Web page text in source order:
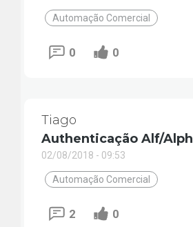
Automação Comercial
0 0
Tiago
Authenticação Alf/Alph
02/08/2018 - 09:53
Automação Comercial
2 0